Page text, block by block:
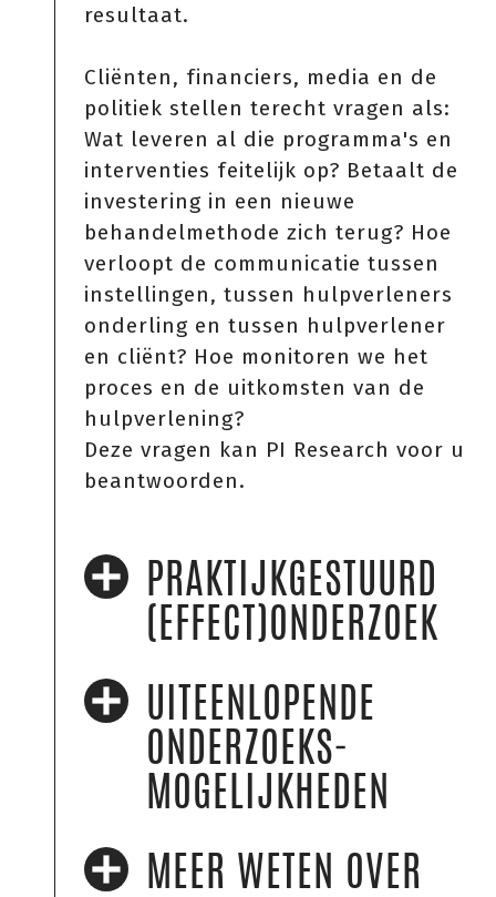
resultaat.
Cliënten, financiers, media en de
politiek stellen terecht vragen als:
Wat leveren al die programma's en
interventies feitelijk op? Betaalt de
investering in een nieuwe
behandelmethode zich terug? Hoe
verloopt de communicatie tussen
instellingen, tussen hulpverleners
onderling en tussen hulpverlener
en cliënt? Hoe monitoren we het
proces en de uitkomsten van de
hulpverlening?
Deze vragen kan PI Research voor u
beantwoorden.
PRAKTIJKGESTUURD
(EFFECT)ONDERZOEK
UITEENLOPENDE
ONDERZOEKS­
MOGELIJKHEDEN
MEER WETEN OVER